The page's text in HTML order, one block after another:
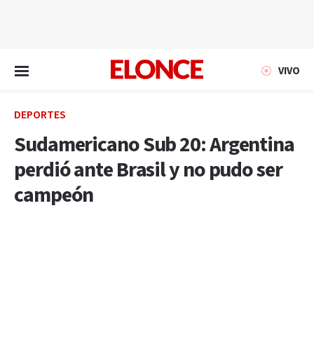
VIVO
DEPORTES
Sudamericano Sub 20: Argentina
perdió ante Brasil y no pudo ser
campeón